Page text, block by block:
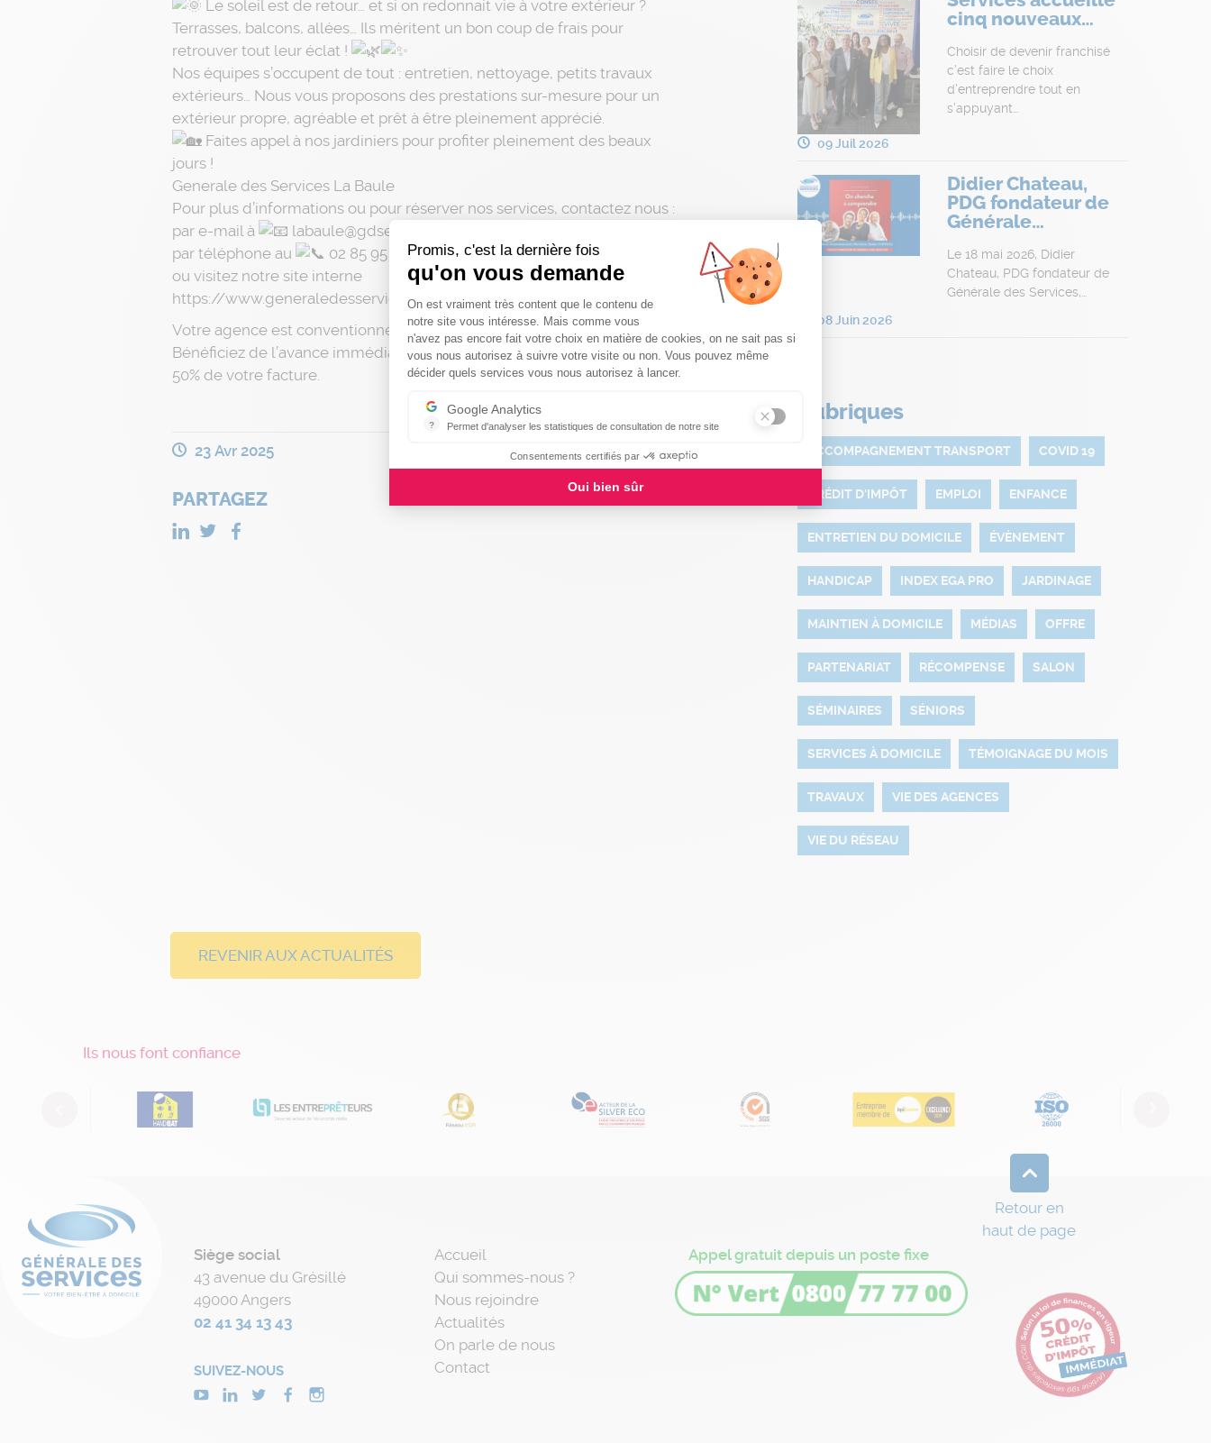
Le soleil est de retour… et si on redonnait vie à votre extérieur ?
Terrasses, balcons, allées… Ils méritent un bon coup de frais pour
retrouver tout leur éclat !
Nos équipes s’occupent de tout : entretien, nettoyage, petits travaux
extérieurs… Nous vous proposons des prestations sur-mesure pour un
extérieur propre, agréable et prêt à être pleinement apprécié.
Faites appel à nos jardiniers pour profiter pleinement des beaux
jours !
Generale des Services La Baule
Pour plus d’informations ou pour réserver nos services, contactez nous :
par e-mail à
labaule@gdservices.fr
par téléphone au
02 85 95 96 73
ou visitez notre site interne
https://www.generaledesservices.com/agences/la-baule/
Votre agence est conventionné CARSAT, ENIM, CNRACL.
Bénéficiez de l’avance immédiate du crédit d’impôt et ne payez que
50% de votre facture.
23 Avr 2025
PARTAGEZ
cinq nouveaux…
Choisir de devenir franchisé
c’est faire le choix
d’entreprendre tout en
s’appuyant…
09 Juil 2026
Didier Chateau,
PDG fondateur de
Générale…
Le 18 mai 2026, Didier
Chateau, PDG fondateur de
Générale des Services,…
08 Juin 2026
Rubriques
ACCOMPAGNEMENT TRANSPORT COVID 19
CRÉDIT D'IMPÔT EMPLOI ENFANCE
ENTRETIEN DU DOMICILE ÉVÈNEMENT
HANDICAP INDEX EGA PRO JARDINAGE
MAINTIEN À DOMICILE MÉDIAS OFFRE
PARTENARIAT RÉCOMPENSE SALON
SÉMINAIRES SÉNIORS
SERVICES À DOMICILE TÉMOIGNAGE DU MOIS
TRAVAUX VIE DES AGENCES
VIE DU RÉSEAU
REVENIR AUX ACTUALITÉS
Ils nous font confiance
Next
Siège social
43 avenue du Grésillé
49000 Angers
02 41 34 13 43
SUIVEZ-NOUS
Accueil
Qui sommes-nous ?
Nous rejoindre
Actualités
On parle de nous
Contact
Appel gratuit depuis un poste fixe
Retour en
haut de page
Promis, c'est la dernière fois
qu'on vous demande
Plateforme de Gestion du Consentement : Personnalisez vos Options
On est vraiment très content que le contenu de
notre site vous intéresse. Mais comme vous
n'avez pas encore fait votre choix en matière de cookies, on ne sait pas si
vous nous autorisez à suivre votre visite ou non. Vous pouvez même
décider quels services vous nous autorisez à lancer.
?
Google Analytics
Permet d'analyser les statistiques de consultation de notre site
Consentements certifiés par
Oui bien sûr
Axeptio consent